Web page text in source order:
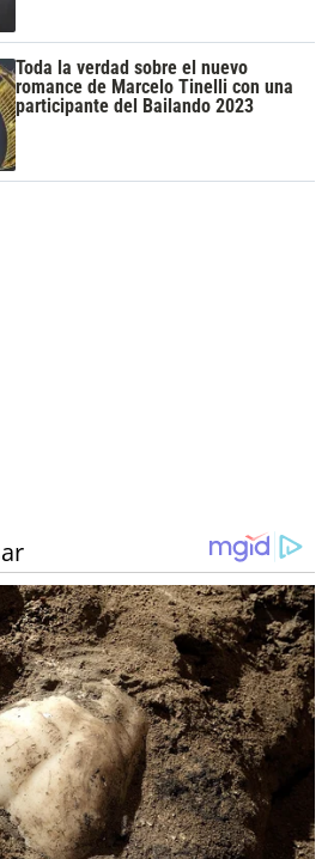
Toda la verdad sobre el nuevo
romance de Marcelo Tinelli con una
participante del Bailando 2023